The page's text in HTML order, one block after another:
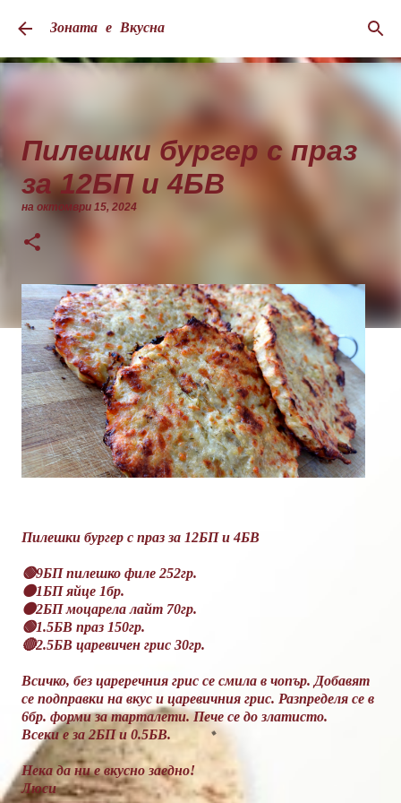
Пропускане към основното съдържание
Зоната е Вкусна
Пилешки бургер с праз
за 12БП и 4БВ
на октомври 15, 2024
Пилешки бургер с праз за 12БП и 4БВ
🟢9БП пилешко филе 252гр.
🟠1БП яйце 1бр.
🟠2БП моцарела лайт 70гр.
🟢1.5БВ праз 150гр.
🔴2.5БВ царевичен грис 30гр.
Всичко, без цареречния грис се смила в чопър. Добавят
се подправки на вкус и царевичния грис. Разпределя се в
6бр. форми за тарталети. Пече се до златисто.
Всеки е за 2БП и 0.5БВ.
Нека да ни е вкусно заедно!
Люси